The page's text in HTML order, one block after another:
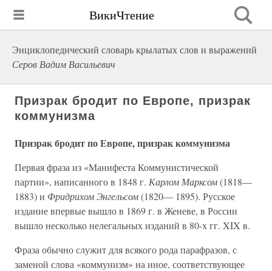
ВикиЧтение
Энциклопедический словарь крылатых слов и выражений
Серов Вадим Васильевич
Призрак бродит по Европе, призрак
коммунизма
Призрак бродит по Европе, призрак коммунизма
Первая фраза из «Манифеста Коммунистической
партии», написанного в 1848 г. Карлом Марксом(1818—
1883) и Фридрихом Энгельсом(1820— 1895). Русское
издание впервые вышло в 1869 г. в Женеве, в России
вышло несколько нелегальных изданий в 80-х гг. XIX в.
Фраза обычно служит для всякого рода парафразов, с
заменой слова «коммунизм» на иное, соответствующее